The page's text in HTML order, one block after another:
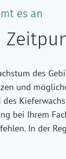
es an
des
und
bei Ihrem
In der